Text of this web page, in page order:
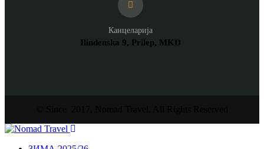
Канцеларија
Ilindenska 9, Prilep, MKD